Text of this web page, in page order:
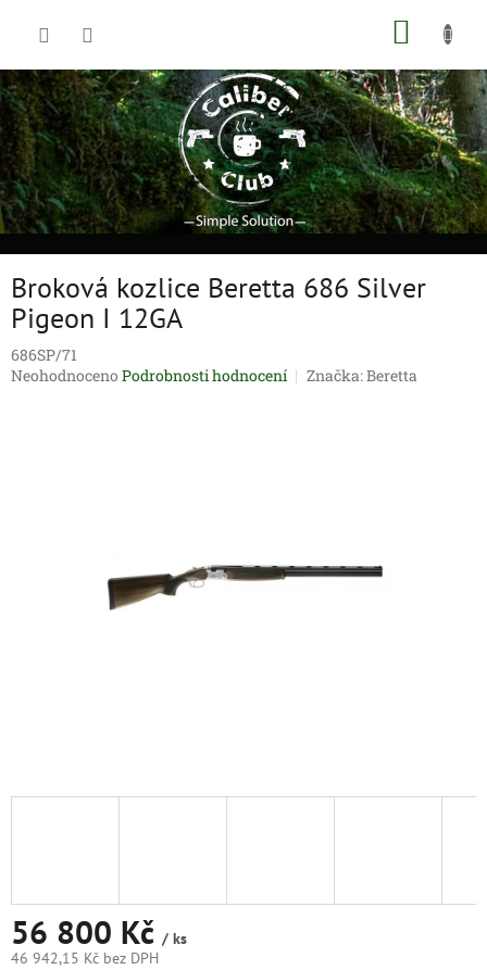
Broková kozlice Beretta 686 Silver
Pigeon I 12GA
686SP/71
Průměrné
Neohodnoceno Podrobnosti hodnocení Značka:Beretta
56 800 Kč / ks
46 942,15 Kč bez DPH